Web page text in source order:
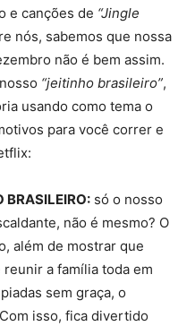
e canções de “Jingle
nós, sabemos que nossa
não é bem assim.
“jeitinho brasileiro”,
usando como tema o
para você correr e
BRASILEIRO: só o nosso
não é mesmo? O
além de mostrar que
reunir a família toda em
sem graça, o
isso, fica divertido